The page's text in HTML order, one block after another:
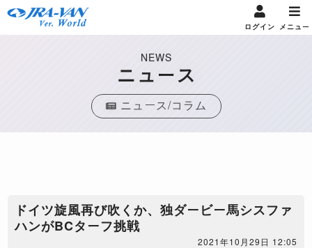
ログイン メニュー
NEWS
ニュース
ニュース/コラム
​ドイツ旋風再び吹くか、独ダービー馬シスファ
ハンがBCターフ挑戦
2021年10月29日 12:05